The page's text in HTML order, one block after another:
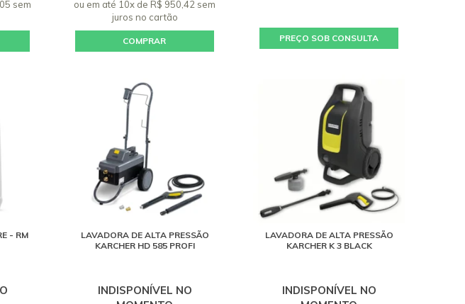
sem
ou em até 10x de R$ 950,42 sem
juros no cartão
COMPRAR PREÇO SOB CONSULTA
- RM
LAVADORA DE ALTA PRESSÃO
KARCHER HD 585 PROFI
INDISPONÍVEL NO
LAVADORA DE ALTA PRESSÃO
KARCHER K 3 BLACK
INDISPONÍVEL NO